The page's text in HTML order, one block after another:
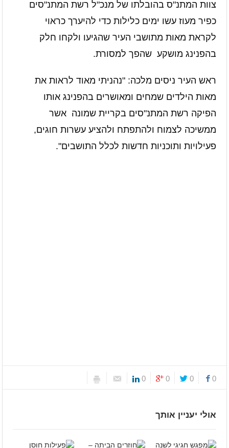
צוות המתנ"ס בהובלתו של מנכ"ל רשת המתנ"סים
כפיר מעוז עשו ימים כלילות כדי להיערך כראוי
לקראת מאות מתושבי העיר שהגיעו ולקחו חלק
בהפנינג מושקע שהפך למסורת.
ראש העיר ניסים מלכה: "נהניתי מאוד לראות את
מאות הילדים שמחים ומאושרים בהפנינג אותו
הפיקה רשת המתנ"סים בקריית שמונה אשר
ממשיכה לצמוח ולהתפתח ולהציע עשרות חוגים,
פעילויות ותוכניות חדשות לכלל התושבים".
0
0
0
0
אולי יעניין אותך